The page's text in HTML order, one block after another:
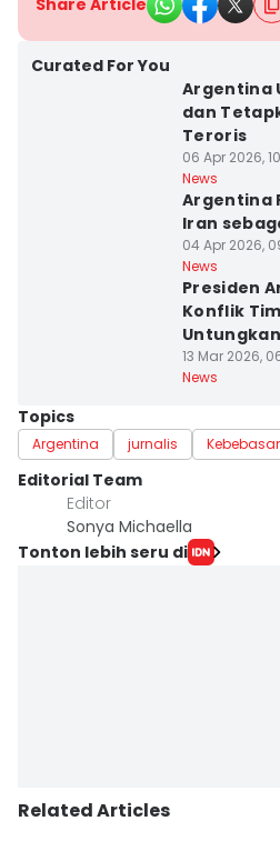
Share Article
Curated For You
Argentina
dan
Teroris
06 Apr 2026,
News
Argentina
Iran
04 Apr 2026,
News
Presiden
Konflik
13 Mar 2026,
News
Topics
Argentina jurnalis
Editorial Team
Editor
Sonya Michaella
Tonton lebih seru di
Related Articles